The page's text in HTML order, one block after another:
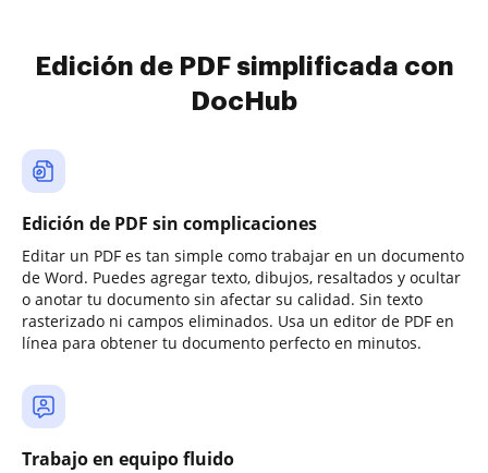
Edición de PDF simplificada con
DocHub
Edición de PDF sin complicaciones
Editar un PDF es tan simple como trabajar en un documento
de Word. Puedes agregar texto, dibujos, resaltados y ocultar
o anotar tu documento sin afectar su calidad. Sin texto
rasterizado ni campos eliminados. Usa un editor de PDF en
línea para obtener tu documento perfecto en minutos.
Trabajo en equipo fluido